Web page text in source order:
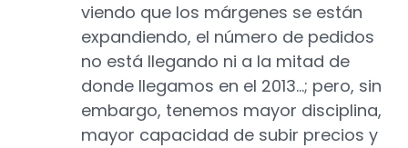
viendo que los márgenes se están
expandiendo, el número de pedidos
no está llegando ni a la mitad de
donde llegamos en el 2013...; pero, sin
embargo, tenemos mayor disciplina,
mayor capacidad de subir precios y